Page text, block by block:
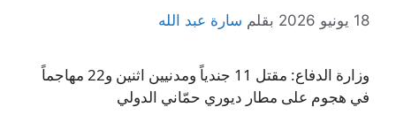
18 يونيو 2026 بقلم سارة عبد الله
وزارة الدفاع: مقتل 11 جندياً ومدنيين اثنين و22 مهاجماً
في هجوم على مطار ديوري حمّاني الدولي